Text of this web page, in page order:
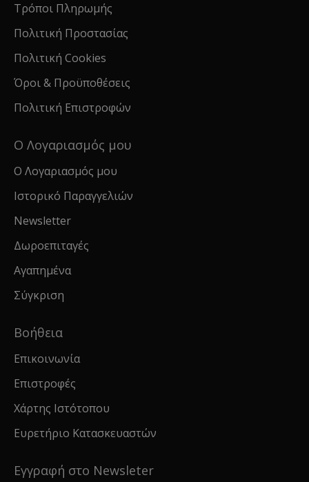
Τρόποι Πληρωμής
Πολιτική Προστασίας
Πολιτική Cookies
Όροι & Προϋποθέσεις
Πολιτική Επιστροφών
Ο Λογαριασμός μου
Ο Λογαριασμός μου
Ιστορικό Παραγγελιών
Newsletter
Δωροεπιταγές
Αγαπημένα
Σύγκριση
Βοήθεια
Επικοινωνία
Επιστροφές
Χάρτης Ιστότοπου
Ευρετήριο Κατασκευαστών
Εγγραφή στο Newsleter